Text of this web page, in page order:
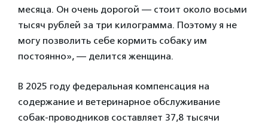
месяца. Он очень дорогой — стоит около восьми
тысяч рублей за три килограмма. Поэтому я не
могу позволить себе кормить собаку им
постоянно», — делится женщина.
В 2025 году федеральная компенсация на
содержание и ветеринарное обслуживание
собак-проводников составляет 37,8 тысячи